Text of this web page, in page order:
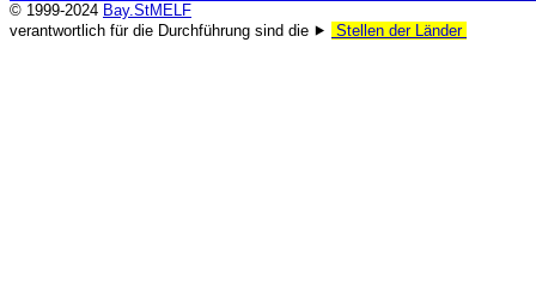
© 1999-2024 Bay.StMELF
verantwortlich für die Durchführung sind die ⯈
Stellen der Länder